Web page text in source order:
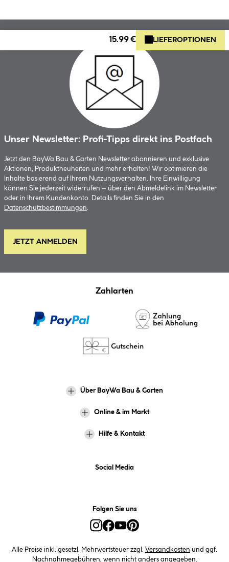
15.99 € LIEFEROPTIONEN
Unser Newsletter: Profi-Tipps direkt ins Postfach
Jetzt den BayWa Bau & Garten Newsletter abonnieren und exklusive
Aktionen, Produktneuheiten und mehr erhalten! Wir optimieren die
Inhalte basierend auf Ihrem Nutzungsverhalten. Ihre Einwilligung
können Sie jederzeit widerrufen – über den Abmeldelink im Newsletter
oder in Ihrem Kundenkonto. Details finden Sie in den
Datenschutzbestimmungen.
JETZT ANMELDEN
Zahlarten
Über BayWa Bau & Garten
Online & im Markt
Hilfe & Kontakt
Social Media
Folgen Sie uns
Alle Preise inkl. gesetzl. Mehrwertsteuer zzgl. Versandkosten und ggf.
Nachnahmegebühren, wenn nicht anders angegeben.